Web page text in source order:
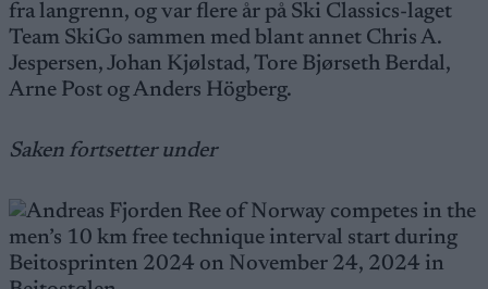
fra langrenn, og var flere år på Ski Classics-laget
Team SkiGo sammen med blant annet Chris A.
Jespersen, Johan Kjølstad, Tore Bjørseth Berdal,
Arne Post og Anders Högberg.
Saken fortsetter under